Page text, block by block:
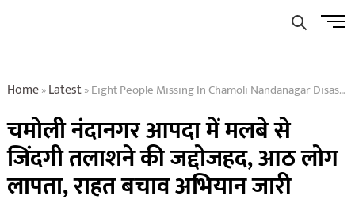
Menu
Home»Latest»Eight People Missing In Chamoli Nandanagar Disaster Rescue Operations Underway
चमोली नंदानगर आपदा में मलबे से
जिंदगी तलाशने की जद्दोजहद, आठ लोग
लापता, राहत बचाव अभियान जारी